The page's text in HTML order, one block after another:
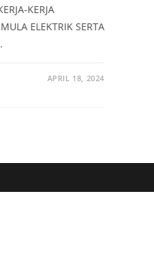
KERJA
ELEKTRIK SERTA
APRIL 18, 2024